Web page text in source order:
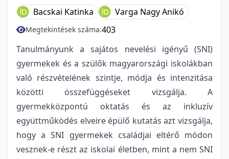
Bacskai Katinka Varga Nagy Anikó
Megtekintések száma:403
Tanulmányunk a sajátos nevelési igényű (SNI)
gyermekek és a szülők magyarországi iskolákban
való részvételének szintje, módja és intenzitása
közötti összefüggéseket vizsgálja. A
gyermekközpontú oktatás és az inkluzív
együttműködés elveire épülő kutatás azt vizsgálja,
hogy a SNI gyermekek családjai eltérő módon
vesznek-e részt az iskolai életben, mint a nem SNI